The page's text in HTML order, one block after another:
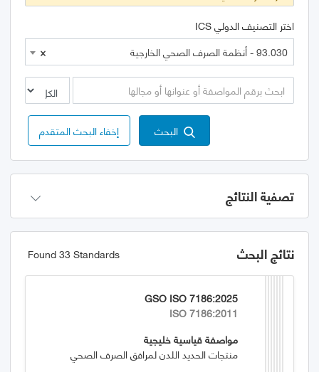
اختر التصنيف الدولي ICS
×
93.030 - أنظمة الصرف الصحي الخارجية
البحث إخفاء البحث المتقدم
تصفية النتائج
نتائج البحث Found 33 Standards
GSO ISO 7186:2025
ISO 7186:2011
مواصفة قياسية خليجية
منتجات الحديد اللدن لمرافق الصرف الصحي